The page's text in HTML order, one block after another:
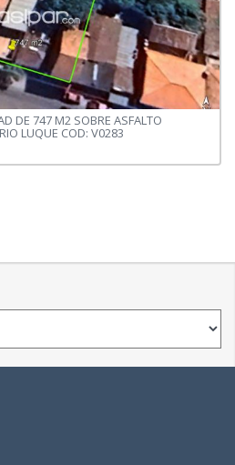
DE 747 M2 SOBRE ASFALTO
LUQUE COD: V0283